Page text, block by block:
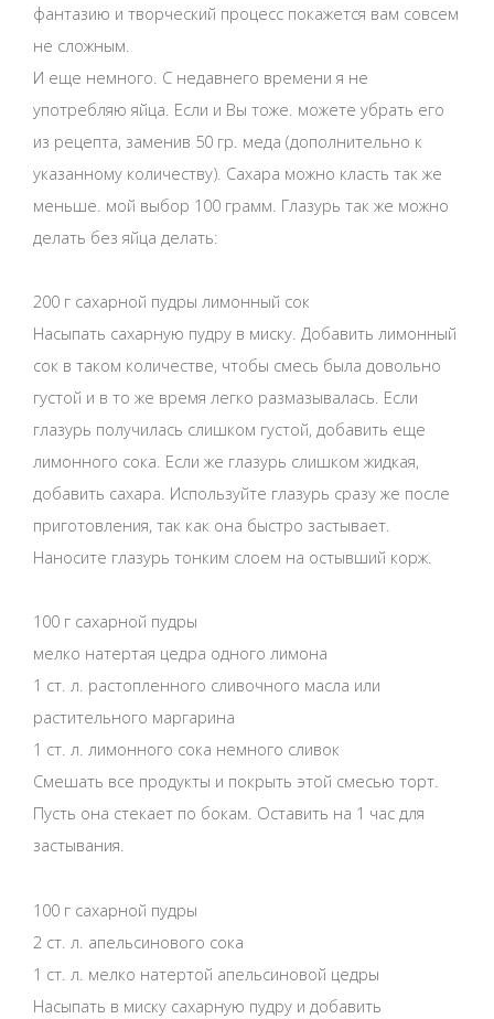
фантазию и творческий процесс покажется вам совсем
не сложным.
И еще немного. С недавнего времени я не
употребляю яйца. Если и Вы тоже. можете убрать его
из рецепта, заменив 50 гр. меда (дополнительно к
указанному количеству). Сахара можно класть так же
меньше. мой выбор 100 грамм. Глазурь так же можно
делать без яйца делать:
200 г сахарной пудры лимонный сок
Насыпать сахарную пудру в миску. Добавить лимонный
сок в таком количестве, чтобы смесь была довольно
густой и в то же время легко размазывалась. Если
глазурь получилась слишком густой, добавить еще
лимонного сока. Если же глазурь слишком жидкая,
добавить сахара. Используйте глазурь сразу же после
приготовления, так как она быстро застывает.
Наносите глазурь тонким слоем на остывший корж.
100 г сахарной пудры
мелко натертая цедра одного лимона
1 ст. л. растопленного сливочного масла или
растительного маргарина
1 ст. л. лимонного сока немного сливок
Смешать все продукты и покрыть этой смесью торт.
Пусть она стекает по бокам. Оставить на 1 час для
застывания.
100 г сахарной пудры
2 ст. л. апельсинового сока
1 ст. л. мелко натертой апельсиновой цедры
Насыпать в миску сахарную пудру и добавить